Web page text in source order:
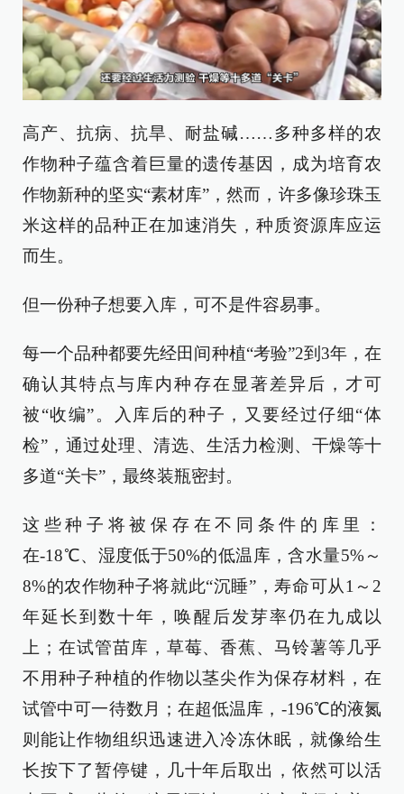
高产、抗病、抗旱、耐盐碱……多种多样的农
作物种子蕴含着巨量的遗传基因，成为培育农
作物新种的坚实“素材库”，然而，许多像珍珠玉
米这样的品种正在加速消失，种质资源库应运
而生。
但一份种子想要入库，可不是件容易事。
每一个品种都要先经田间种植“考验”2到3年，在
确认其特点与库内种存在显著差异后，才可
被“收编”。入库后的种子，又要经过仔细“体
检”，通过处理、清选、生活力检测、干燥等十
多道“关卡”，最终装瓶密封。
这些种子将被保存在不同条件的库里：
在-18℃、湿度低于50%的低温库，含水量5%～
8%的农作物种子将就此“沉睡”，寿命可从1～2
年延长到数十年，唤醒后发芽率仍在九成以
上；在试管苗库，草莓、香蕉、马铃薯等几乎
不用种子种植的作物以茎尖作为保存材料，在
试管中可一待数月；在超低温库，-196℃的液氮
则能让作物组织迅速进入冷冻休眠，就像给生
长按下了暂停键，几十年后取出，依然可以活